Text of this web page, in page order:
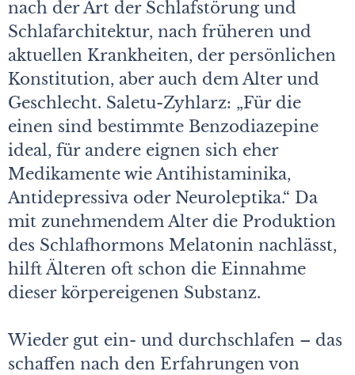
nach der Art der Schlafstörung und
Schlafarchitektur, nach früheren und
aktuellen Krankheiten, der persönlichen
Konstitution, aber auch dem Alter und
Geschlecht. Saletu-Zyhlarz: „Für die
einen sind bestimmte Benzodiazepine
ideal, für andere eignen sich eher
Medikamente wie Antihistaminika,
Antidepressiva oder Neuroleptika.“ Da
mit zunehmendem Alter die Produktion
des Schlafhormons Melatonin nachlässt,
hilft Älteren oft schon die Einnahme
dieser körpereigenen Substanz.
Wieder gut ein- und durchschlafen – das
schaffen nach den Erfahrungen von